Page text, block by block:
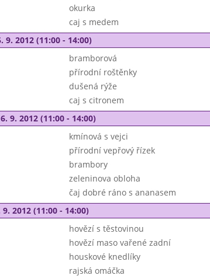
okurka
caj s medem
9. 2012 (11:00 - 14:00)
bramborová
přírodní roštěnky
dušená rýže
caj s citronem
9. 2012 (11:00 - 14:00)
kmínová s vejci
přírodní vepřový řízek
brambory
zeleninova obloha
čaj dobré ráno s ananasem
2012 (11:00 - 14:00)
hovězí s těstovinou
hovězí maso vařené zadní
houskové knedlíky
rajská omáčka